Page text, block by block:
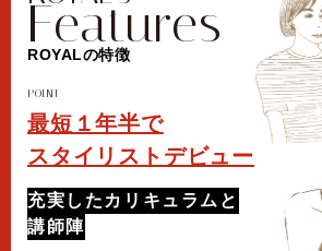
ROYALの特徴
POINT
最短１年半で
スタイリストデビュー
充実したカリキュラムと
講師陣